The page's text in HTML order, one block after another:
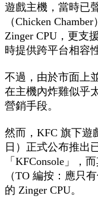
遊戲主機，當時已
（Chicken
Zinger CPU，更支
時提供跨平台相容性
不過，由於市面上
在主機內炸雞似乎
營銷手段。
然而，KFC 旗下遊
日）正式公布推出
「KFConsole」，
（TO 編按：應只
的 Zinger CPU。